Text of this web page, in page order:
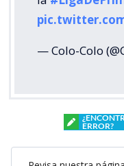
— Colo-Colo
ERROR?